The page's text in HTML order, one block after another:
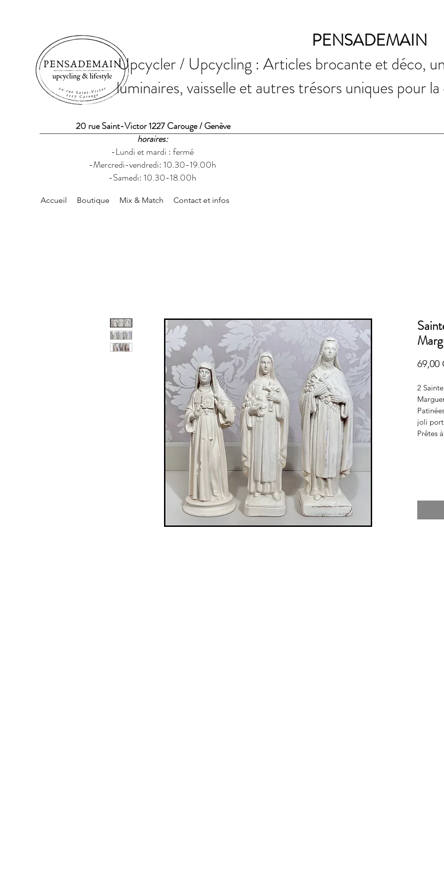
PENSADEMAIN
Upcycler / Upcycling : Articles brocante et déco,
luminaires, vaisselle et autres trésors uniques pour
20 rue Saint-Victor 1227 Carouge / Genève
horaires:
-Lundi et mardi : fermé
-Mercredi-vendredi: 10.30-19.00h
-Samedi: 10.30-18.00h
Accueil Boutique Mix & Match Contact et infos
69,00
2
joli
Prêtes